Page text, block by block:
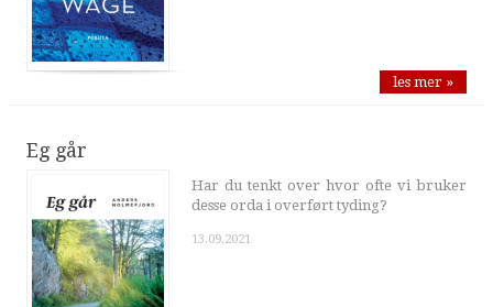
les mer »
Eg går
Har du tenkt over hvor ofte vi bruker
desse orda i overført tyding?
13.09.2021